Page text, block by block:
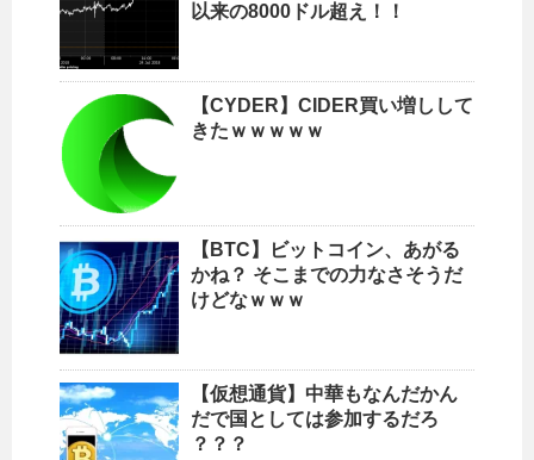
以来の8000ドル超え！！
【CYDER】CIDER買い増しして
きたｗｗｗｗｗ
【BTC】ビットコイン、あがる
かね？ そこまでの力なさそうだ
けどなｗｗｗ
【仮想通貨】中華もなんだかん
だで国としては参加するだろ
？？？